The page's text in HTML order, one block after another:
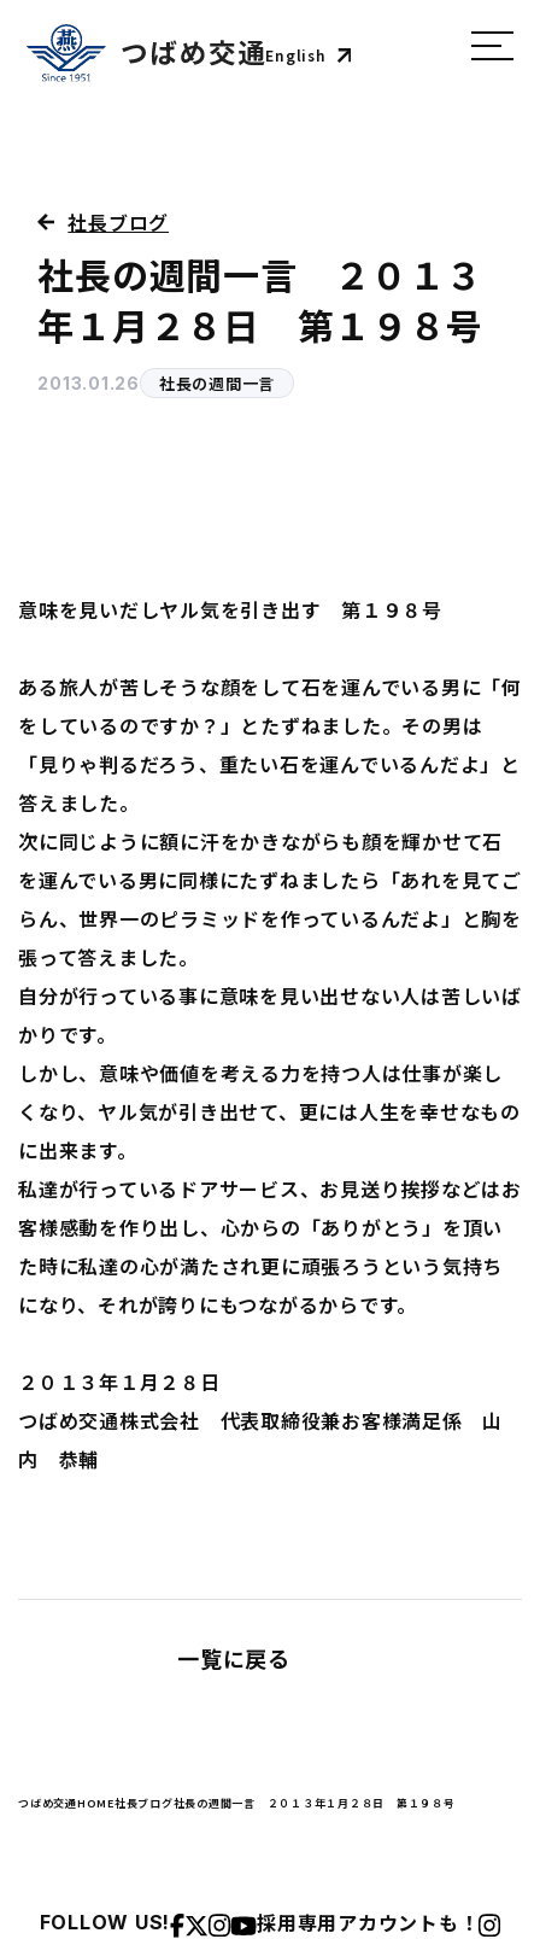
English
社長ブログ
社長の週間一言 ２０１３
年１月２８日 第１９８号
2013.01.26 社長の週間一言
意味を見いだしヤル気を引き出す 第１９８号
ある旅人が苦しそうな顔をして石を運んでいる男に「何
をしているのですか？」とたずねました。その男は
「見りゃ判るだろう、重たい石を運んでいるんだよ」と
答えました。
次に同じように額に汗をかきながらも顔を輝かせて石
を運んでいる男に同様にたずねましたら「あれを見てご
らん、世界一のピラミッドを作っているんだよ」と胸を
張って答えました。
自分が行っている事に意味を見い出せない人は苦しいば
かりです。
しかし、意味や価値を考える力を持つ人は仕事が楽し
くなり、ヤル気が引き出せて、更には人生を幸せなもの
に出来ます。
私達が行っているドアサービス、お見送り挨拶などはお
客様感動を作り出し、心からの「ありがとう」を頂い
た時に私達の心が満たされ更に頑張ろうという気持ち
になり、それが誇りにもつながるからです。
２０１３年１月２８日
つばめ交通株式会社 代表取締役兼お客様満足係 山
内 恭輔
一覧に戻る
つばめ交通HOME社長ブログ社長の週間一言 ２０１３年１月２８日 第１９８号
FOLLOW US! 採用専用アカウントも！